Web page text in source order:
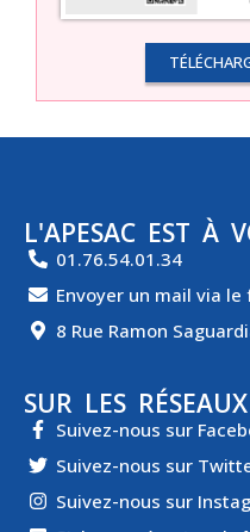
L'APESAC EST À
01.76.54.01.34
Envoyer un mail via
8 Rue Ramon
SUR LES
Suivez-nous sur
Suivez-nous sur
Suivez-nous sur